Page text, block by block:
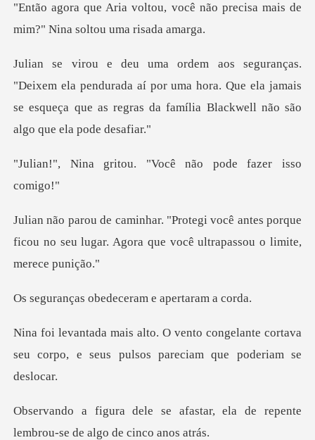
você não precisa mais de
mim?"
endurada aí por uma hora. Que ela jamais
se esqueça que as re
tou. "Você não pode
antes porque
ficou no seu lugar. Agora que
bedeceram e ape
ongelante cortava
seu corpo, e seus pul
astar, ela de repente
lembrou-